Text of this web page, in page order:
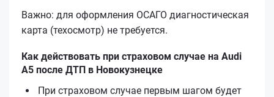
Важно: для оформления ОСАГО диагностическая
карта (техосмотр) не требуется.
Как действовать при страховом случае на Audi
A5 после ДТП в Новокузнецке
При страховом случае первым шагом будет